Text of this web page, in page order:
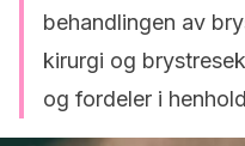
behandlingen av
kirurgi og
og fordeler i